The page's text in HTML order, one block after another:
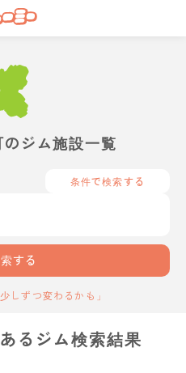
ジム施設一覧
条件で検索する
する
しずつ変わるかも」
るジム検索結果